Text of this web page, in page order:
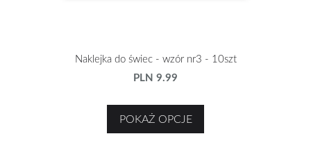
Naklejka do świec - wzór nr3 - 10szt
PLN 9.99
POKAŻ OPCJE